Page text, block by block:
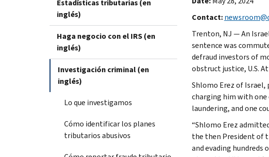
Estadísticas tributarias (en
inglés)
Haga negocio con el IRS (en
inglés)
Investigación criminal (en
inglés)
Lo que investigamos
Cómo identificar los planes
tributarios abusivos
Contact:
Trenton, NJ — An
sentence was
defraud investors of
obstruct justice, U.S.
Shlomo Erez of Israel,
charging him with
laundering, and one
“Shlomo Erez
the then President of
and evading